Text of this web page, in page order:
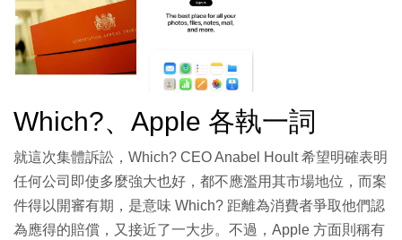
Which?、Apple 各執一詞
就這次集體訴訟，Which? CEO Anabel Hoult 希望明確表明
任何公司即使多麼強大也好，都不應濫用其市場地位，而案
件得以開審有期，是意味 Which? 距離為消費者爭取他們認
為應得的賠償，又接近了一大步。不過，Apple 方面則稱有